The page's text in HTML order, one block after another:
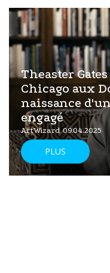
Theaster
Chicago aux
naissance
engagé
ArtWizard 09.04.2025
PLUS